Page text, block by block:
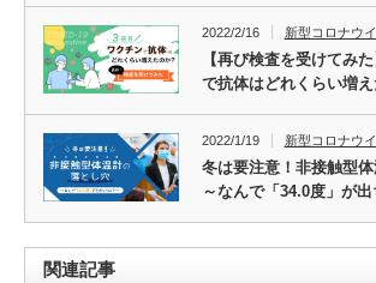
2022/2/16 新型コロナウ
【再び検査を受けてみ
で抗体はどれくらい増え
2022/1/19 新型コロナウ
冬は要注意！非接触型
～なんで「34.0度」が
関連記事